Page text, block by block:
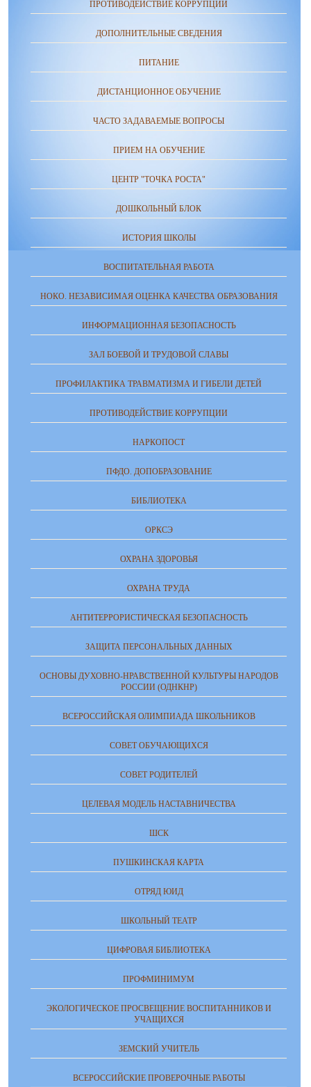
ПРОТИВОДЕЙСТВИЕ КОРРУПЦИИ
ДОПОЛНИТЕЛЬНЫЕ СВЕДЕНИЯ
ПИТАНИЕ
ДИСТАНЦИОННОЕ ОБУЧЕНИЕ
ЧАСТО ЗАДАВАЕМЫЕ ВОПРОСЫ
ПРИЕМ НА ОБУЧЕНИЕ
ЦЕНТР "ТОЧКА РОСТА"
ДОШКОЛЬНЫЙ БЛОК
ИСТОРИЯ ШКОЛЫ
ВОСПИТАТЕЛЬНАЯ РАБОТА
НОКО. НЕЗАВИСИМАЯ ОЦЕНКА КАЧЕСТВА ОБРАЗОВАНИЯ
ИНФОРМАЦИОННАЯ БЕЗОПАСНОСТЬ
ЗАЛ БОЕВОЙ И ТРУДОВОЙ СЛАВЫ
ПРОФИЛАКТИКА ТРАВМАТИЗМА И ГИБЕЛИ ДЕТЕЙ
ПРОТИВОДЕЙСТВИЕ КОРРУПЦИИ
НАРКОПОСТ
ПФДО. ДОПОБРАЗОВАНИЕ
БИБЛИОТЕКА
ОРКСЭ
ОХРАНА ЗДОРОВЬЯ
ОХРАНА ТРУДА
АНТИТЕРРОРИСТИЧЕСКАЯ БЕЗОПАСНОСТЬ
ЗАЩИТА ПЕРСОНАЛЬНЫХ ДАННЫХ
ОСНОВЫ ДУХОВНО-НРАВСТВЕННОЙ КУЛЬТУРЫ НАРОДОВ
РОССИИ (ОДНКНР)
ВСЕРОССИЙСКАЯ ОЛИМПИАДА ШКОЛЬНИКОВ
СОВЕТ ОБУЧАЮЩИХСЯ
СОВЕТ РОДИТЕЛЕЙ
ЦЕЛЕВАЯ МОДЕЛЬ НАСТАВНИЧЕСТВА
ШСК
ПУШКИНСКАЯ КАРТА
ОТРЯД ЮИД
ШКОЛЬНЫЙ ТЕАТР
ЦИФРОВАЯ БИБЛИОТЕКА
ПРОФМИНИМУМ
ЭКОЛОГИЧЕСКОЕ ПРОСВЕЩЕНИЕ ВОСПИТАННИКОВ И
УЧАЩИХСЯ
ЗЕМСКИЙ УЧИТЕЛЬ
ВСЕРОССИЙСКИЕ ПРОВЕРОЧНЫЕ РАБОТЫ